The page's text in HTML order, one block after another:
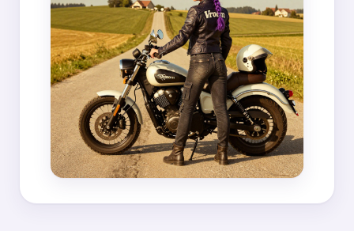
MapLibre|OpenFreeMap © OpenMapTilesData fromOpenStreetMap